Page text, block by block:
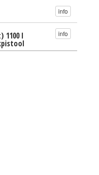
info
1100 l info